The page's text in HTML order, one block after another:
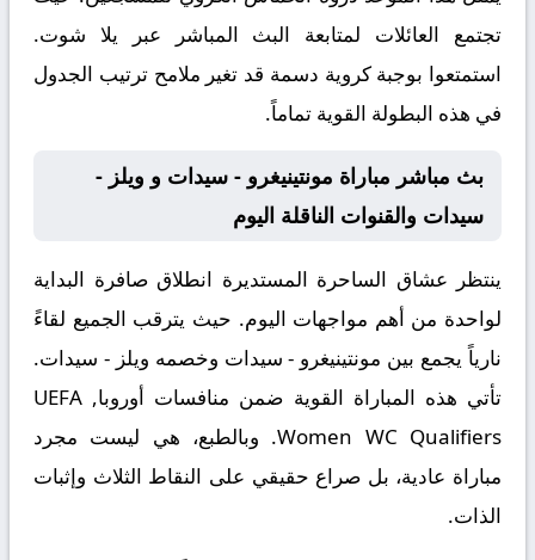
تجتمع العائلات لمتابعة البث المباشر عبر يلا شوت.
استمتعوا بوجبة كروية دسمة قد تغير ملامح ترتيب الجدول
في هذه البطولة القوية تماماً.
بث مباشر مباراة مونتينيغرو - سيدات و ويلز -
سيدات والقنوات الناقلة اليوم
ينتظر عشاق الساحرة المستديرة انطلاق صافرة البداية
لواحدة من أهم مواجهات اليوم. حيث يترقب الجميع لقاءً
نارياً يجمع بين مونتينيغرو - سيدات وخصمه ويلز - سيدات.
تأتي هذه المباراة القوية ضمن منافسات
أوروبا, UEFA
Women WC Qualifiers. وبالطبع، هي ليست مجرد
مباراة عادية، بل صراع حقيقي على النقاط الثلاث وإثبات
الذات.